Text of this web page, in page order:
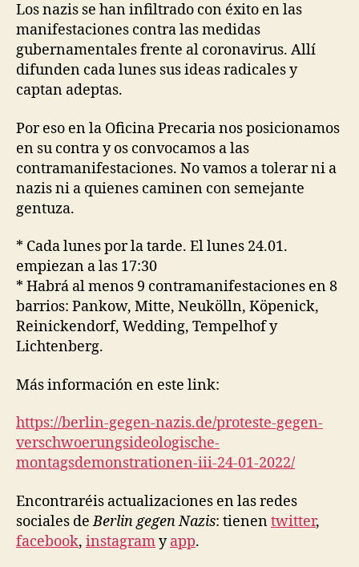
Los nazis se han infiltrado con éxito en las
manifestaciones contra las medidas
gubernamentales frente al coronavirus. Allí
difunden cada lunes sus ideas radicales y
captan adeptas.
Por eso en la Oficina Precaria nos posicionamos
en su contra y os convocamos a las
contramanifestaciones. No vamos a tolerar ni a
nazis ni a quienes caminen con semejante
gentuza.
* Cada lunes por la tarde. El lunes 24.01.
empiezan a las 17:30
* Habrá al menos 9 contramanifestaciones en 8
barrios: Pankow, Mitte, Neukölln, Köpenick,
Reinickendorf, Wedding, Tempelhof y
Lichtenberg.
Más información en este link:
https://berlin-gegen-nazis.de/proteste-gegen-
verschwoerungsideologische-
montagsdemonstrationen-iii-24-01-2022/
Encontraréis actualizaciones en las redes
sociales deBerlin gegen Nazis: tienentwitter,
facebook, instagramyapp.